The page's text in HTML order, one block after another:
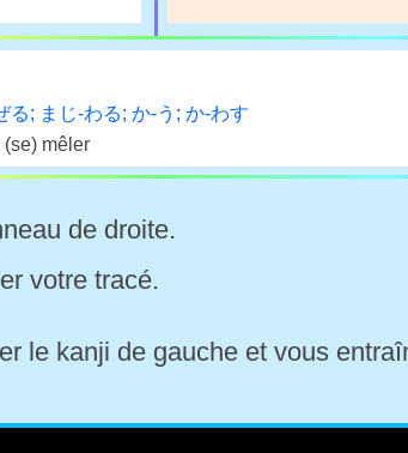
る; まじ-わる; か-う; か-わす
mêler
de droite.
votre tracé.
le kanji de gauche et vous